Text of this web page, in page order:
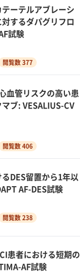
ーテルアブレーシ
するダパグリフロ
試験
閲覧数 377
血管リスクの高い患
ブ: VESALIUS-CV
閲覧数 406
DES留置から1年以
AF-DES試験
閲覧数 238
患者における短期の
AF試験